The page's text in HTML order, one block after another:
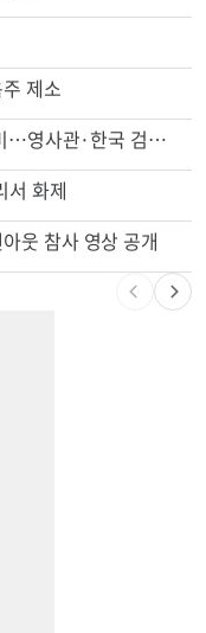
신호위반 후 달아난 배달기사…경찰 잠복해 잡고보니 ‘반전’
서류 하나만 빠져도 영주권·비자 거부…심사관 재량권 대폭 확대
한인 남성, 처형 상대로 성범죄…"선처해줬더니 배신자 취급"
만불
제소